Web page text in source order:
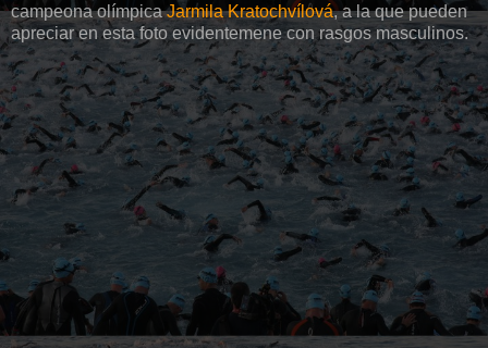
campeonaolímpica Jarmila Kratochvílová, a la que pueden
apreciar en esta fotoevidentemenecon rasgos masculinos.